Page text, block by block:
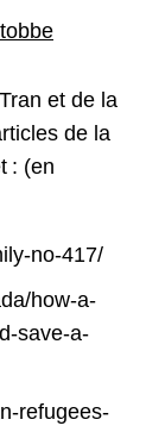
et de la
de la
: (en
no-417/
how-a-
save-a-
refugees-